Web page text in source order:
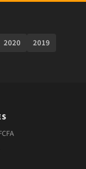
2020
2019